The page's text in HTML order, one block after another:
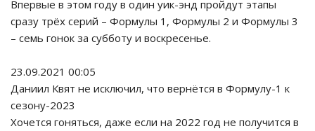
Впервые в этом году в один уик-энд пройдут этапы
сразу трёх серий – Формулы 1, Формулы 2 и Формулы 3
– семь гонок за субботу и воскресенье.
23.09.2021 00:05
Даниил Квят не исключил, что вернётся в Формулу-1 к
сезону-2023
Хочется гоняться, даже если на 2022 год не получится в